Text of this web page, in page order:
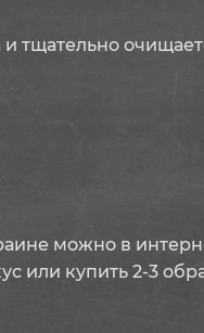
и тщательно
можно в
или купить 2-3